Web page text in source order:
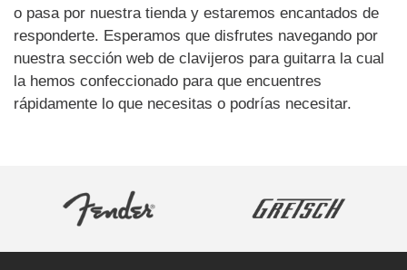
o pasa por nuestra tienda y estaremos encantados de
responderte. Esperamos que disfrutes navegando por
nuestra sección web de clavijeros para guitarra la cual
la hemos confeccionado para que encuentres
rápidamente lo que necesitas o podrías necesitar.